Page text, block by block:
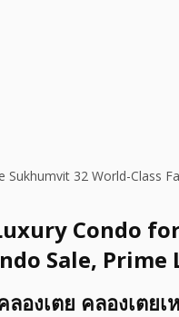
32 World-Class
Condo
Sale, Prime
องเตย คลองเตยเ